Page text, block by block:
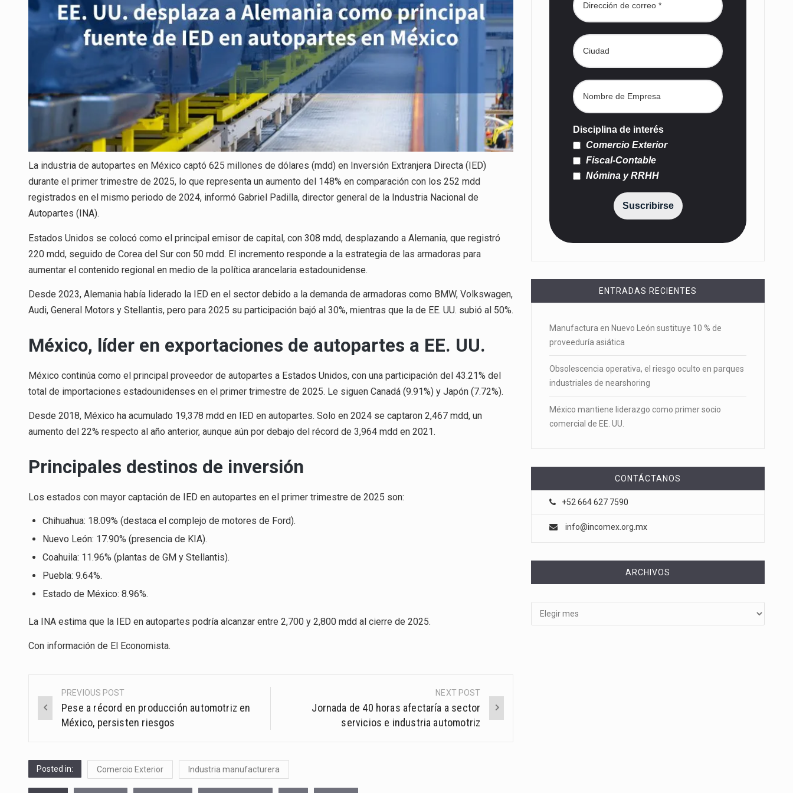
MÉXICO
La industria de autopartes en México captó 625 millones de dólares (mdd) en Inversión Extranjera Directa (IED)
durante el primer trimestre de 2025, lo que representa un aumento del 148% en comparación con los 252 mdd
registrados en el mismo periodo de 2024, informó Gabriel Padilla, director general de la Industria Nacional de
Autopartes (INA).
Estados Unidos se colocó como el principal emisor de capital, con 308 mdd, desplazando a Alemania, que registró
220 mdd, seguido de Corea del Sur con 50 mdd. El incremento responde a la estrategia de las armadoras para
aumentar el contenido regional en medio de la política arancelaria estadounidense.
Desde 2023, Alemania había liderado la IED en el sector debido a la demanda de armadoras como BMW, Volkswagen,
Audi, General Motors y Stellantis, pero para 2025 su participación bajó al 30%, mientras que la de EE. UU. subió al 50%.
México, líder en exportaciones de autopartes a EE. UU.
México continúa como el principal proveedor de autopartes a Estados Unidos, con una participación del 43.21% del
total de importaciones estadounidenses en el primer trimestre de 2025. Le siguen Canadá (9.91%) y Japón (7.72%).
Desde 2018, México ha acumulado 19,378 mdd en IED en autopartes. Solo en 2024 se captaron 2,467 mdd, un
aumento del 22% respecto al año anterior, aunque aún por debajo del récord de 3,964 mdd en 2021.
Principales destinos de inversión
Los estados con mayor captación de IED en autopartes en el primer trimestre de 2025 son:
Chihuahua: 18.09% (destaca el complejo de motores de Ford).
Nuevo León: 17.90% (presencia de KIA).
Coahuila: 11.96% (plantas de GM y Stellantis).
Puebla: 9.64%.
Estado de México: 8.96%.
La INA estima que la IED en autopartes podría alcanzar entre 2,700 y 2,800 mdd al cierre de 2025.
Con información de El Economista.
Post
navigation
PREVIOUS POST
Pese a récord en producción automotriz en
México, persisten riesgos
NEXT POST
Jornada de 40 horas afectaría a sector
servicios e industria automotriz
Posted in: Comercio Exterior Industria manufacturera
Disciplina de interés
Comercio Exterior
Fiscal-Contable
Nómina y RRHH
Suscribirse
ENTRADAS RECIENTES
Manufactura en Nuevo León sustituye 10 % de
proveeduría asiática
Obsolescencia operativa, el riesgo oculto en parques
industriales de nearshoring
México mantiene liderazgo como primer socio
comercial de EE. UU.
CONTÁCTANOS
+52 664 627 7590
info@incomex.org.mx
ARCHIVOS